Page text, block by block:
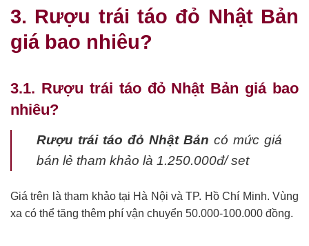
3. Rượu trái táo đỏ Nhật Bản
giá bao nhiêu?
3.1. Rượu trái táo đỏ Nhật Bản giá bao
nhiêu?
Rượu trái táo đỏ Nhật Bản có mức giá
bán lẻ tham khảo là 1.250.000đ/ set
Giá trên là tham khảo tại Hà Nội và TP. Hồ Chí Minh. Vùng
xa có thể tăng thêm phí vận chuyển 50.000-100.000 đồng.